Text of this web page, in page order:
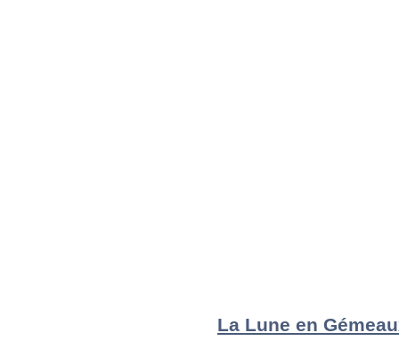
La Lune en